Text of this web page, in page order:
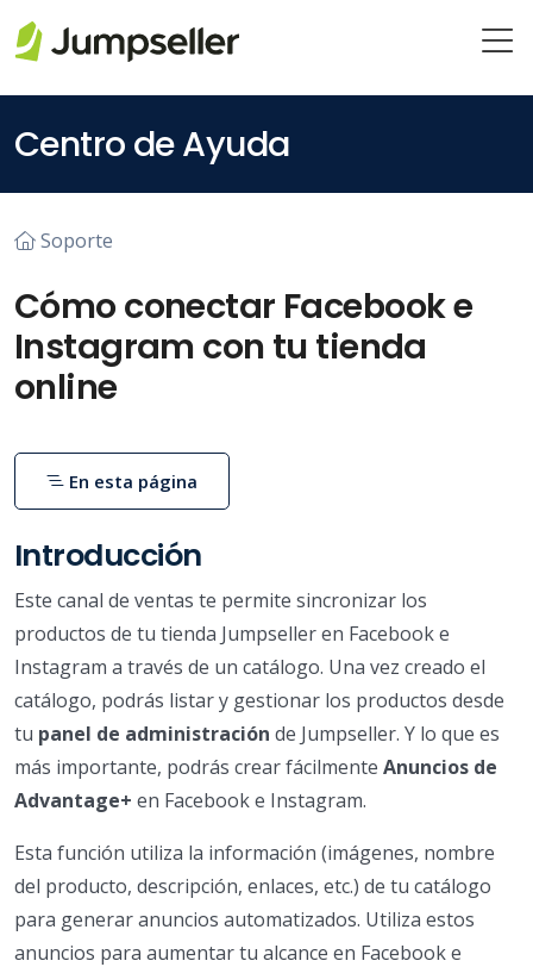
Centro de Ayuda
Soporte
Cómo conectar Facebook e
Instagram con tu tienda
online
Introducción
Este canal de ventas te permite sincronizar los
productos de tu tienda Jumpseller en Facebook e
Instagram a través de un catálogo. Una vez creado el
catálogo, podrás listar y gestionar los productos desde
tu panel de administración de Jumpseller. Y lo que es
más importante, podrás crear fácilmente Anuncios de
Advantage+ en Facebook e Instagram.
Esta función utiliza la información (imágenes, nombre
del producto, descripción, enlaces, etc.) de tu catálogo
para generar anuncios automatizados. Utiliza estos
anuncios para aumentar tu alcance en Facebook e
En esta página